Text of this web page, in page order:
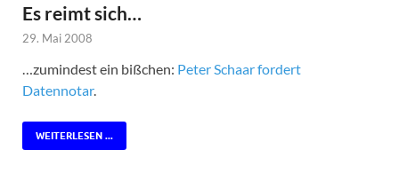
Es reimt sich…
29. Mai 2008
…zumindest ein bißchen: Peter Schaar fordert
Datennotar.
WEITERLESEN ...